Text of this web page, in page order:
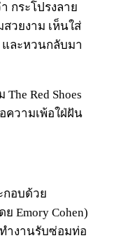
กระโปรงลาย
วยงาม เห็นใส่
และหวนกลับมา
Red Shoes
ความเพ้อใฝ่ฝัน
กอบด้วย
ย Emory Cohen)
ำงานรับซ่อมท่อ